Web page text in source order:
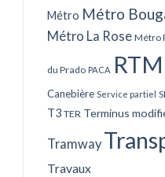
Métro Métro
Métro La Rose Métro
du Prado PACA RTM
Canebière Service partiel
T3 TER Terminus
Tramway
Travaux